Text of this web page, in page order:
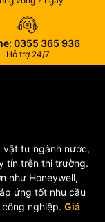
Tâm
sử dụng cho:
Trung
0355 365 936
Hỗ trợ 24/7
vật tư ngành nước,
tín trên thị trường.
như Honeywell,
ứng tốt nhu cầu
nghiệp. Giá